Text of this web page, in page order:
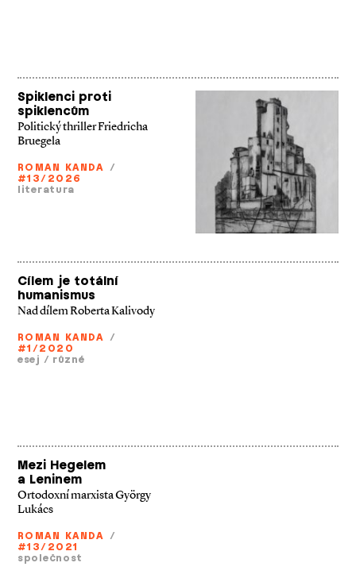
Spiklenci proti
spiklencům
Politický thriller Friedricha
Bruegela
ROMAN KANDA /
#13/2026
literatura
Cílem je totální
humanismus
Nad dílem Roberta Kalivody
ROMAN KANDA /
#1/2020
esej / různé
Mezi Hegelem
a Leninem
Ortodoxní marxista György
Lukács
ROMAN KANDA /
#13/2021
společnost